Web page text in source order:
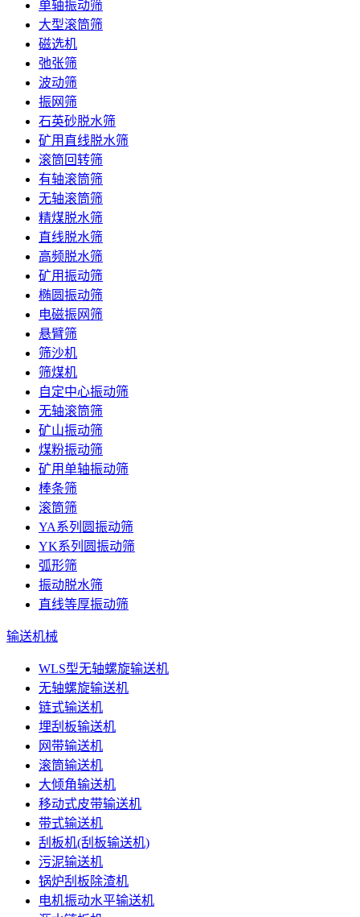
单轴振动筛
大型滚筒筛
磁选机
弛张筛
波动筛
振网筛
石英砂脱水筛
矿用直线脱水筛
滚筒回转筛
有轴滚筒筛
无轴滚筒筛
精煤脱水筛
直线脱水筛
高频脱水筛
矿用振动筛
椭圆振动筛
电磁振网筛
悬臂筛
筛沙机
筛煤机
自定中心振动筛
无轴滚筒筛
矿山振动筛
煤粉振动筛
矿用单轴振动筛
棒条筛
滚筒筛
YA系列圆振动筛
YK系列圆振动筛
弧形筛
振动脱水筛
直线等厚振动筛
输送机械
WLS型无轴螺旋输送机
无轴螺旋输送机
链式输送机
埋刮板输送机
网带输送机
滚筒输送机
大倾角输送机
移动式皮带输送机
带式输送机
刮板机(刮板输送机)
污泥输送机
锅炉刮板除渣机
电机振动水平输送机